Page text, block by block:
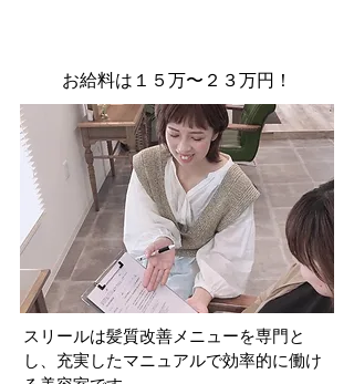
お給料は１５万〜２３万円！
スリールは髪質改善メニューを専門と
し、充実したマニュアルで効率的に働け